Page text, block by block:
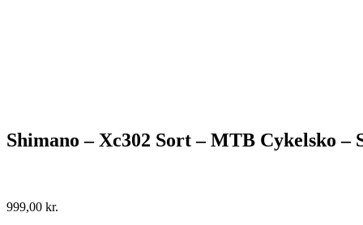
Shimano – Xc302 Sort – MTB Cykelsko –
999,00 kr.